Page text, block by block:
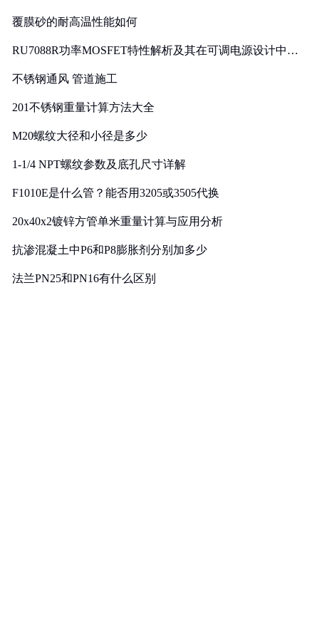
覆膜砂的耐高温性能如何
RU7088R功率MOSFET特性解析及其在可调电源设计中的
不锈钢通风 管道施工
201不锈钢重量计算方法大全
M20螺纹大径和小径是多少
1-1/4 NPT螺纹参数及底孔尺寸详解
F1010E是什么管？能否用3205或3505代换
20x40x2镀锌方管单米重量计算与应用分析
抗渗混凝土中P6和P8膨胀剂分别加多少
法兰PN25和PN16有什么区别